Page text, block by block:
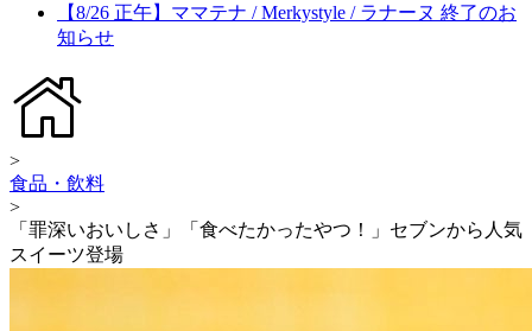
【8/26 正午】ママテナ / Merkystyle / ラナーヌ 終了のお
知らせ
>
食品・飲料
>
「罪深いおいしさ」「食べたかったやつ！」セブンから人気
スイーツ登場